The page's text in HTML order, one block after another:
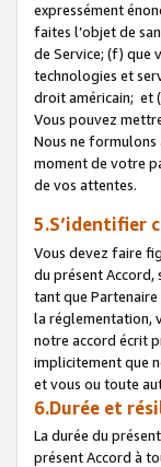
expressément
faites l’objet de
de Service; (f) que
technologies et
droit américain; et
Vous pouvez
Nous ne formulons
moment de votre
de vos attentes.
5.S’identifier
Vous devez faire
du présent Accord,
tant que Partenaire
la réglementation,
notre accord écrit
implicitement que
et vous ou toute
6.Durée et
La durée du
présent Accord à